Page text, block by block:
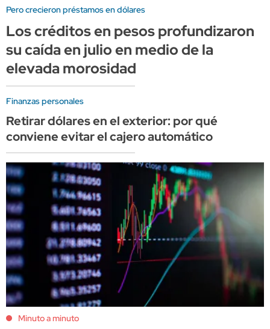
Pero crecieron préstamos en dólares
Los créditos en pesos profundizaron
su caída en julio en medio de la
elevada morosidad
Finanzas personales
Retirar dólares en el exterior: por qué
conviene evitar el cajero automático
Minuto a minuto